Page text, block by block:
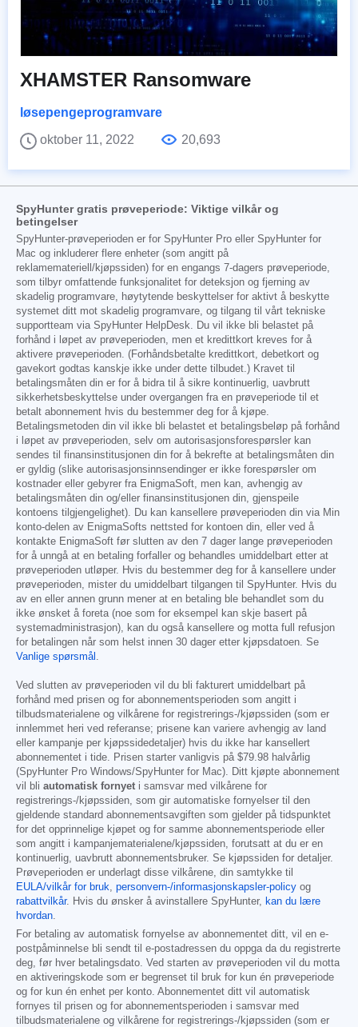
XHAMSTER Ransomware
løsepengeprogramvare
oktober 11, 2022
20,693
SpyHunter gratis prøveperiode: Viktige vilkår og
betingelser
SpyHunter-prøveperioden er for SpyHunter Pro eller SpyHunter for
Mac og inkluderer flere enheter (som angitt på
reklamemateriell/kjøpssiden) for en engangs 7-dagers prøveperiode,
som tilbyr omfattende funksjonalitet for deteksjon og fjerning av
skadelig programvare, høytytende beskyttelser for aktivt å beskytte
systemet ditt mot skadelig programvare, og tilgang til vårt tekniske
supportteam via SpyHunter HelpDesk. Du vil ikke bli belastet på
forhånd i løpet av prøveperioden, men et kredittkort kreves for å
aktivere prøveperioden. (Forhåndsbetalte kredittkort, debetkort og
gavekort godtas kanskje ikke under dette tilbudet.) Kravet til
betalingsmåten din er for å bidra til å sikre kontinuerlig, uavbrutt
sikkerhetsbeskyttelse under overgangen fra en prøveperiode til et
betalt abonnement hvis du bestemmer deg for å kjøpe.
Betalingsmetoden din vil ikke bli belastet et betalingsbeløp på forhånd
i løpet av prøveperioden, selv om autorisasjonsforespørsler kan
sendes til finansinstitusjonen din for å bekrefte at betalingsmåten din
er gyldig (slike autorisasjonsinnsendinger er ikke forespørsler om
kostnader eller gebyrer fra EnigmaSoft, men kan, avhengig av
betalingsmåten din og/eller finansinstitusjonen din, gjenspeile
kontoens tilgjengelighet). Du kan kansellere prøveperioden din via Min
konto-delen av EnigmaSofts nettsted for kontoen din, eller ved å
kontakte EnigmaSoft før slutten av den 7 dager lange prøveperioden
for å unngå at en betaling forfaller og behandles umiddelbart etter at
prøveperioden utløper. Hvis du bestemmer deg for å kansellere under
prøveperioden, mister du umiddelbart tilgangen til SpyHunter. Hvis du
av en eller annen grunn mener at en betaling ble behandlet som du
ikke ønsket å foreta (noe som for eksempel kan skje basert på
systemadministrasjon), kan du også kansellere og motta full refusjon
for betalingen når som helst innen 30 dager etter kjøpsdatoen. Se
Vanlige spørsmål .
Ved slutten av prøveperioden vil du bli fakturert umiddelbart på
forhånd med prisen og for abonnementsperioden som angitt i
tilbudsmaterialene og vilkårene for registrerings-/kjøpssiden (som er
innlemmet heri ved referanse; prisene kan variere avhengig av land
eller kampanje per kjøpssidedetaljer) hvis du ikke har kansellert
abonnementet i tide. Prisen starter vanligvis på $79.98 halvårlig
(SpyHunter Pro Windows/SpyHunter for Mac). Ditt kjøpte abonnement
vil bli automatisk fornyet i samsvar med vilkårene for
registrerings-/kjøpssiden, som gir automatiske fornyelser til den
gjeldende standard abonnementsavgiften som gjelder på tidspunktet
for det opprinnelige kjøpet og for samme abonnementsperiode eller
som angitt i kampanjematerialene/kjøpssiden, forutsatt at du er en
kontinuerlig, uavbrutt abonnementsbruker. Se kjøpssiden for detaljer.
Prøveperioden er underlagt disse vilkårene, din samtykke til
EULA/vilkår for bruk, personvern-/informasjonskapsler-policy og
rabattvilkår. Hvis du ønsker å avinstallere SpyHunter, kan du lære
hvordan.
For betaling av automatisk fornyelse av abonnementet ditt, vil en e-
postpåminnelse bli sendt til e-postadressen du oppga da du registrerte
deg, før hver betalingsdato. Ved starten av prøveperioden vil du motta
en aktiveringskode som er begrenset til bruk for kun én prøveperiode
og for kun én enhet per konto. Abonnementet ditt vil automatisk
fornyes til prisen og for abonnementsperioden i samsvar med
tilbudsmaterialene og vilkårene for registrerings-/kjøpssiden (som er